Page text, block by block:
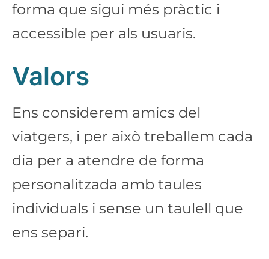
forma que sigui més pràctic i
accessible per als usuaris.
Valors
Ens considerem amics del
viatgers, i per això treballem cada
dia per a atendre de forma
personalitzada amb taules
individuals i sense un taulell que
ens separi.